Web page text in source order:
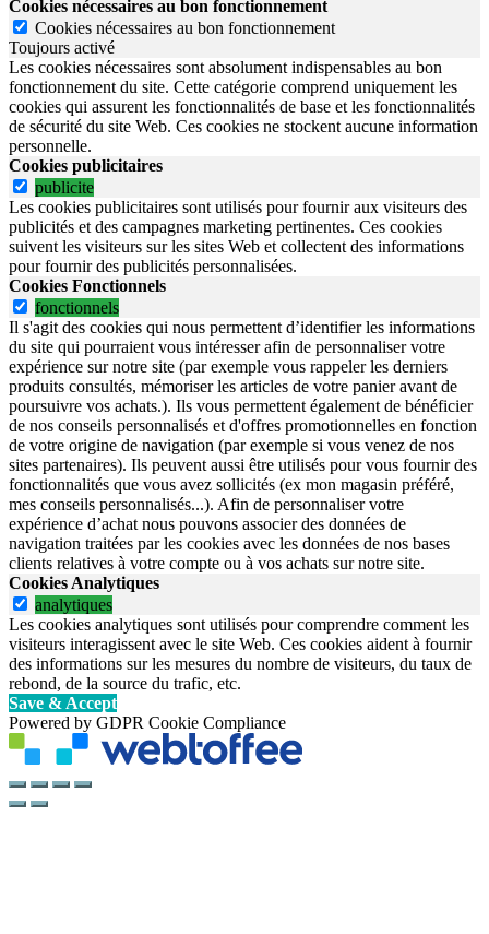
Cookies nécessaires au bon fonctionnement
Cookies nécessaires au bon fonctionnement
Toujours activé
Les cookies nécessaires sont absolument indispensables au bon
fonctionnement du site. Cette catégorie comprend uniquement les
cookies qui assurent les fonctionnalités de base et les fonctionnalités
de sécurité du site Web. Ces cookies ne stockent aucune information
personnelle.
Cookies publicitaires
publicite
Les cookies publicitaires sont utilisés pour fournir aux visiteurs des
publicités et des campagnes marketing pertinentes. Ces cookies
suivent les visiteurs sur les sites Web et collectent des informations
pour fournir des publicités personnalisées.
Cookies Fonctionnels
fonctionnels
Il s'agit des cookies qui nous permettent d’identifier les informations
du site qui pourraient vous intéresser afin de personnaliser votre
expérience sur notre site (par exemple vous rappeler les derniers
produits consultés, mémoriser les articles de votre panier avant de
poursuivre vos achats.). Ils vous permettent également de bénéficier
de nos conseils personnalisés et d'offres promotionnelles en fonction
de votre origine de navigation (par exemple si vous venez de nos
sites partenaires). Ils peuvent aussi être utilisés pour vous fournir des
fonctionnalités que vous avez sollicités (ex mon magasin préféré,
mes conseils personnalisés...). Afin de personnaliser votre
expérience d’achat nous pouvons associer des données de
navigation traitées par les cookies avec les données de nos bases
clients relatives à votre compte ou à vos achats sur notre site.
Cookies Analytiques
analytiques
Les cookies analytiques sont utilisés pour comprendre comment les
visiteurs interagissent avec le site Web. Ces cookies aident à fournir
des informations sur les mesures du nombre de visiteurs, du taux de
rebond, de la source du trafic, etc.
Save & Accept
Powered by GDPR Cookie Compliance